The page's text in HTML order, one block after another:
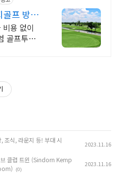
골프 방콕
용 없이
골프투어.
조식, 라운지 등! 부대 시
2023.11.16
클럽 트윈 (Sindorn Kemp
(0)
2023.11.16